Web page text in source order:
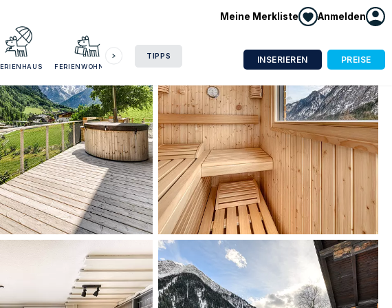
Meine Merkliste Anmelden
FERIENWOHNUNG
TIPPS INSERIEREN PREISE